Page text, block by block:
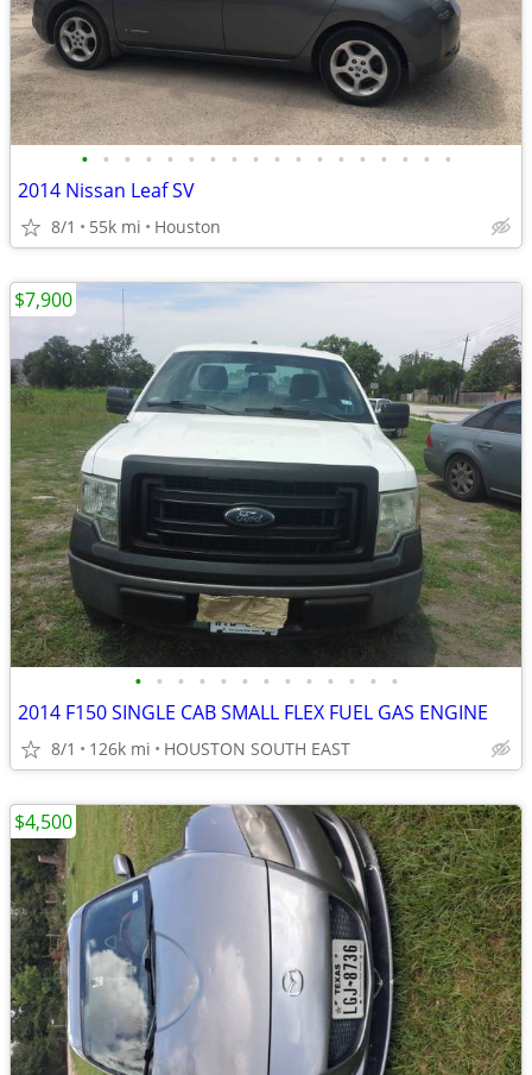
• • • • • • • • • • • • • • • • • •
2014 Nissan Leaf SV
8/1 55k mi Houston
• • • • • • • • • • • • •
2014 F150 SINGLE CAB SMALL FLEX FUEL GAS ENGINE
8/1 126k mi HOUSTON SOUTH EAST
$7,900
$4,500